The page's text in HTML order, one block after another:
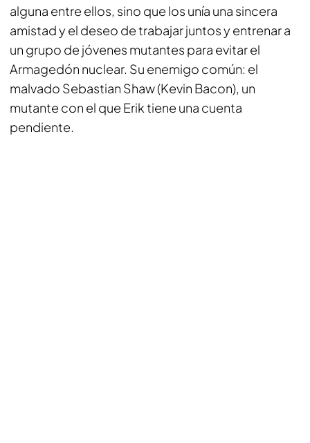
alguna entre ellos, sino que los unía una sincera
amistad y el deseo de trabajar juntos y entrenar a
un grupo de jóvenes mutantes para evitar el
Armagedón nuclear. Su enemigo común: el
malvado Sebastian Shaw (Kevin Bacon), un
mutante con el que Erik tiene una cuenta
pendiente.